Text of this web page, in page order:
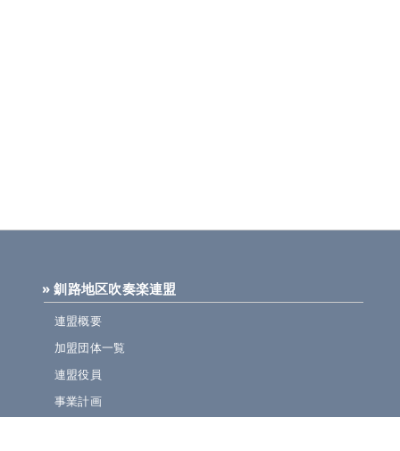
» 釧路地区吹奏楽連盟
連盟概要
加盟団体一覧
連盟役員
事業計画